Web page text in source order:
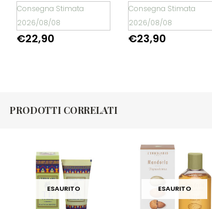
Consegna Stimata
2026/08/08
€22,90
Consegna Stimata
2026/08/08
€23,90
PRODOTTI CORRELATI
ESAURITO ESAURITO